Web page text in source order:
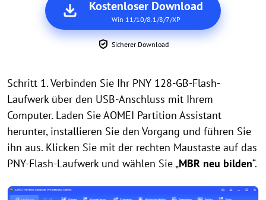
Kostenloser Download
Win 11/10/8.1/8/7/XP
Sicherer Download
Schritt 1. Verbinden Sie Ihr PNY 128-GB-Flash-
Laufwerk über den USB-Anschluss mit Ihrem
Computer. Laden Sie AOMEI Partition Assistant
herunter, installieren Sie den Vorgang und führen Sie
ihn aus. Klicken Sie mit der rechten Maustaste auf das
PNY-Flash-Laufwerk und wählen Sie „MBR neu bilden“.